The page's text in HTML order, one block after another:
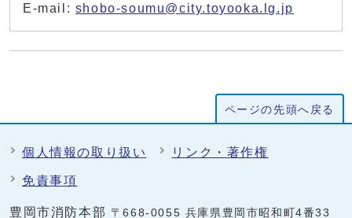
E-mail: shobo-soumu@city.toyooka.lg.jp
ページの先頭へ戻る
個人情報の取り扱い リンク・著作権
免責事項
豊岡市消防本部 〒668-0055 兵庫県豊岡市昭和町4番33